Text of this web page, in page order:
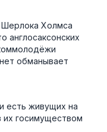
Шерлока Холмса
англосаксонских
обманывает
есть живущих на
их госимуществом